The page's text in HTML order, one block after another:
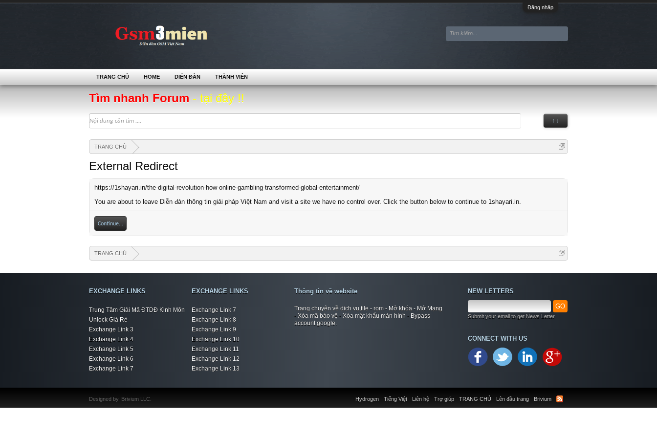
Đăng nhập
Tìm nhanh Forum - tại đây !!
↑ ↓
TRANG CHỦ
External Redirect
https://1shayari.in/the-digital-revolution-how-online-gambling-transformed-global-entertainment/
You are about to leave Diễn đàn thông tin giải pháp Việt Nam and visit a site we have no control over. Click the button below to continue to 1shayari.in.
Continue...
TRANG CHỦ
TRANG CHỦ HOME DIỄN ĐÀN THÀNH VIÊN
EXCHANGE LINKS
Trung Tâm Giải Mã ĐTDĐ Kinh Môn
Unlock Giá Rẻ
Exchange Link 3
Exchange Link 4
Exchange Link 5
Exchange Link 6
Exchange Link 7
EXCHANGE LINKS
Exchange Link 7
Exchange Link 8
Exchange Link 9
Exchange Link 10
Exchange Link 11
Exchange Link 12
Exchange Link 13
Thông tin về website
Trang chuyên về dịch vụ,file - rom - Mở khóa - Mở Mạng
- Xóa mã bảo vệ - Xóa mật khẩu màn hình - Bypass
account google.
NEW LETTERS
GO
Submit your email to get News Letter
CONNECT WITH US
Liên hệ Trợ giúp TRANG CHỦ Lên đầu trang Brivium
Hydrogen Tiếng Việt
Designed by Brivium LLC.